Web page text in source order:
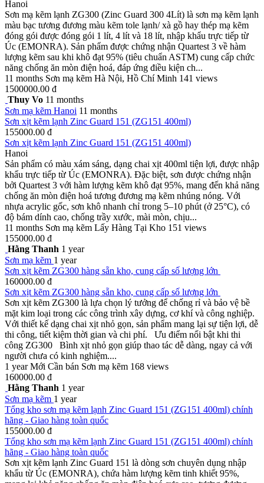
Hanoi
Sơn mạ kẽm lạnh ZG300 (Zinc Guard 300 4Lít) là sơn mạ kẽm lạnh
màu bạc tương đương màu kẽm tole lạnh/ xà gồ hay thép mạ kẽm
đóng gói được đóng gói 1 lít, 4 lít và 18 lít, nhập khẩu trực tiếp từ
Úc (EMONRA). Sản phẩm được chứng nhận Quartest 3 về hàm
lượng kẽm sau khi khô đạt 95% (tiêu chuẩn ASTM) cung cấp chức
năng chống ăn mòn điện hoá, đáp ứng điều kiện ch...
11 months Sơn mạ kẽm Hà Nội, Hồ Chí Minh 141 views
1500000.00 đ
Thuy Vo 11 months
Sơn mạ kẽm Hanoi 11 months
Sơn xịt kẽm lạnh Zinc Guard 151 (ZG151 400ml)
155000.00 đ
Sơn xịt kẽm lạnh Zinc Guard 151 (ZG151 400ml)
Hanoi
Sản phẩm có màu xám sáng, dạng chai xịt 400ml tiện lợi, được nhập
khẩu trực tiếp từ Úc (EMONRA). Đặc biệt, sơn được chứng nhận
bởi Quartest 3 với hàm lượng kẽm khô đạt 95%, mang đến khả năng
chống ăn mòn điện hoá tương đương mạ kẽm nhúng nóng. Với
nhựa acrylic gốc, sơn khô nhanh chỉ trong 5–10 phút (ở 25°C), có
độ bám dính cao, chống trầy xước, mài mòn, chịu...
11 months Sơn mạ kẽm Lấy Hàng Tại Kho 151 views
155000.00 đ
Hằng Thanh 1 year
Sơn mạ kẽm 1 year
Sơn xịt kẽm ZG300 hàng sẵn kho, cung cấp số lượng lớn
160000.00 đ
Sơn xịt kẽm ZG300 hàng sẵn kho, cung cấp số lượng lớn
Sơn xịt kẽm ZG300 là lựa chọn lý tưởng để chống rỉ và bảo vệ bề
mặt kim loại trong các công trình xây dựng, cơ khí và công nghiệp.
Với thiết kế dạng chai xịt nhỏ gọn, sản phẩm mang lại sự tiện lợi, dễ
thi công, tiết kiệm thời gian và chi phí. Ưu điểm nổi bật khi thi
công ZG300 Bình xịt nhỏ gọn giúp thao tác dễ dàng, ngay cả với
người chưa có kinh nghiệm....
1 year Mới Cần bán Sơn mạ kẽm 168 views
160000.00 đ
Hằng Thanh 1 year
Sơn mạ kẽm 1 year
Tổng kho sơn mạ kẽm lạnh Zinc Guard 151 (ZG151 400ml) chính
hãng - Giao hàng toàn quốc
155000.00 đ
Tổng kho sơn mạ kẽm lạnh Zinc Guard 151 (ZG151 400ml) chính
hãng - Giao hàng toàn quốc
Sơn xịt kẽm lạnh Zinc Guard 151 là dòng sơn chuyên dụng nhập
khẩu từ Úc (EMONRA), chứa hàm lượng kẽm tinh khiết 95%,